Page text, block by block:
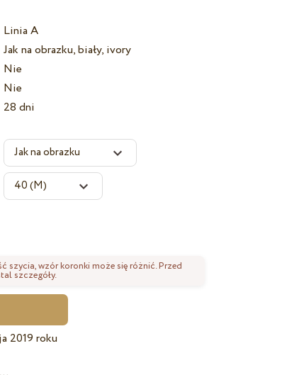
Linia A
Jak na obrazku, biały, ivory
Nie
Nie
28 dni
szycia, wzór koronki może się różnić. Przed
szczegóły.
2019 roku